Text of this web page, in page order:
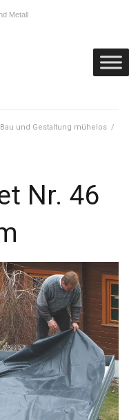
Metall
und Gestaltung mühelos /
Nr. 46